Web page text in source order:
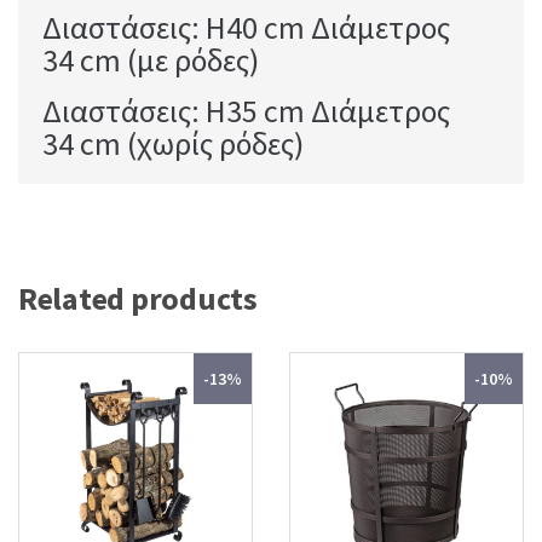
Διαστάσεις: H40 cm Διάμετρος
34 cm (με ρόδες)
Διαστάσεις: H35 cm Διάμετρος
34 cm (χωρίς ρόδες)
Related products
-13% -10%